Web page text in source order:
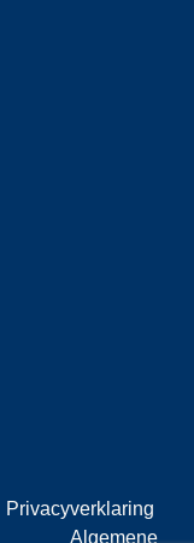
Privacyverklaring
Algemene